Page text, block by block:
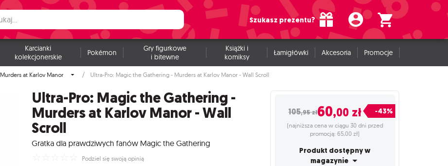
Szukasz prezentu?
Karcianki
kolekcjonerskie
Pokémon
Gry figurkowe
i bitewne
Książki i
komiksy
Łamigłówki Akcesoria Promocje
Murders at Karlov Manor Ultra-Pro: Magic the Gathering - Murders at Karlov Manor - Wall Scroll
Ultra-Pro: Magic the Gathering -
Murders at Karlov Manor - Wall
Scroll
Gratka dla prawdziwych fanów Magic the Gathering
Podziel się swoją opinią
105,95zł60,00 zł -43%
(najniższa cena w ciągu 30 dni przed
promocją: 65,00 zł)
Produkt dostępny w
magazynie